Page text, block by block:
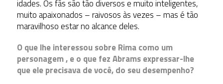
idades. Os fãs são tão diversos e muito inteligentes,
muito apaixonados – raivosos às vezes – mas é tão
maravilhoso estar no alcance deles.
O que lhe interessou sobre Rima como um
personagem , e o que fez Abrams expressar-lhe
que ele precisava de você, do seu desempenho?